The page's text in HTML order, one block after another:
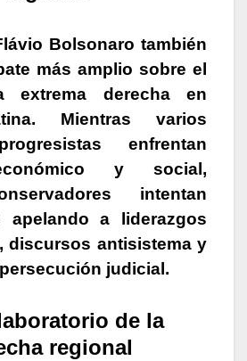
Bolsonaro también
más amplio sobre el
extrema derecha en
Mientras varios
enfrentan
y social,
intentan
apelando a liderazgos
discursos antisistema y
judicial.
de la
regional